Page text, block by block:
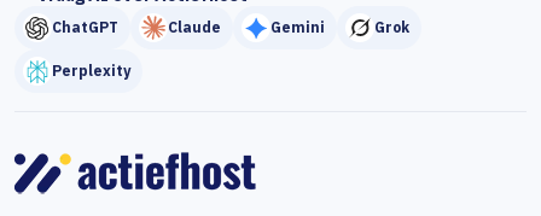
ChatGPT Claude Gemini Grok
Perplexity